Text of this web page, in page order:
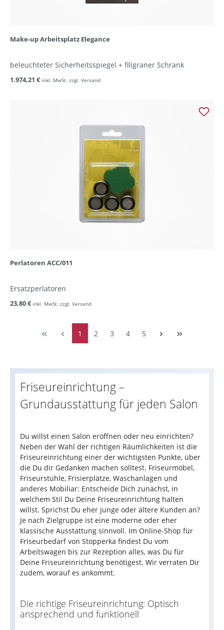
Make-up Arbeitsplatz Elegance
beleuchteter Sicherheitsspiegel + filigraner Schrank
1.974,21 € inkl. MwSt. zzgl. Versand
Perlatoren ACC/011
Ersatzperlatoren
23,80 € inkl. MwSt. zzgl. Versand
1 2 3 4 5
Friseureinrichtung –
Grundausstattung für jeden Salon
Du willst einen Salon eröffnen oder neu einrichten?
Neben der Wahl der richtigen Räumlichkeiten ist die
Friseureinrichtung einer der wichtigsten Punkte, über
die Du dir Gedanken machen solltest. Friseurmöbel,
Friseurstühle, Frisierplätze, Waschanlagen und
anderes Mobiliar: Entscheide Dich zunächst, in
welchem Stil Du Deine Friseureinrichtung halten
willst. Sprichst Du eher junge oder ältere Kunden an?
Je nach Zielgruppe ist eine moderne oder eher
klassische Ausstattung sinnvoll. Im Online-Shop für
Friseurbedarf von Stopperka findest Du vom
Arbeitswagen bis zur Rezeption alles, was Du für
Deine Friseureinrichtung benötigest. Wir verraten Dir
zudem, worauf es ankommt.
Die richtige Friseureinrichtung: Optisch
ansprechend und funktionell